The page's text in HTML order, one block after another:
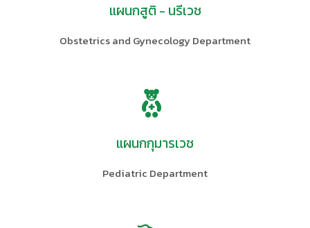
แผนกสูติ - นรีเวช
Obstetrics and Gynecology Department
แผนกกุมารเวช
Pediatric Department